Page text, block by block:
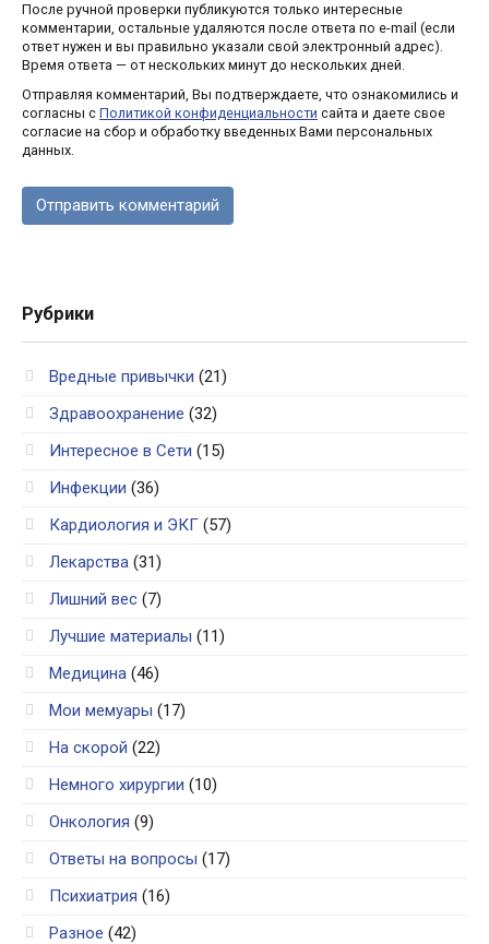
После ручной проверки публикуются только интересные
комментарии, остальные удаляются после ответа по e-mail (если
ответ нужен и вы правильно указали свой электронный адрес).
Время ответа — от нескольких минут до нескольких дней.
Отправляя комментарий, Вы подтверждаете, что ознакомились и
согласны с Политикой конфиденциальности сайта и даете свое
согласие на сбор и обработку введенных Вами персональных
данных.
Рубрики
Вредные привычки (21)
Здравоохранение (32)
Интересное в Сети (15)
Инфекции (36)
Кардиология и ЭКГ (57)
Лекарства (31)
Лишний вес (7)
Лучшие материалы (11)
Медицина (46)
Мои мемуары (17)
На скорой (22)
Немного хирургии (10)
Онкология (9)
Ответы на вопросы (17)
Психиатрия (16)
Разное (42)